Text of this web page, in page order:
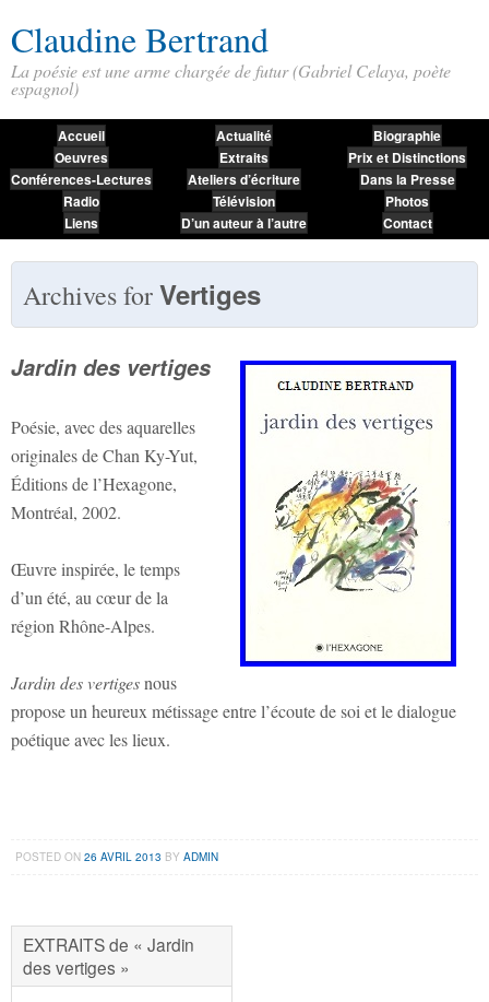
Claudine Bertrand
La poésie est une arme chargée de futur (Gabriel Celaya, poète
espagnol)
Accueil Actualité
Biographie
Oeuvres
Extraits
Prix et Distinctions
Conférences-Lectures
Ateliers d’écriture
Dans la Presse
Radio
Télévision
Photos
Liens
D’un auteur à l’autre Contact
Archives forVertiges
Jardin des vertiges
Poésie, avec des aquarelles
originales de Chan Ky-Yut,
Éditions de l’Hexagone,
Montréal, 2002.
Œuvre inspirée, le temps
d’un été, au cœur de la
région Rhône-Alpes.
Jardin des vertigesnous
propose un heureux métissage entre l’écoute de soi et le dialogue
poétique avec les lieux.
POSTED ON26 AVRIL 2013 BYADMIN
EXTRAITS de « Jardin
des vertiges »